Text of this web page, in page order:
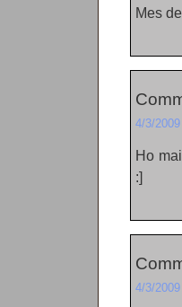
Mes
4/3/
Ho
:]
4/3/